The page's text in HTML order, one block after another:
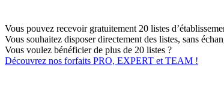
Vous pouvez recevoir gratuitement 20 listes
Vous souhaitez disposer directement des listes, sans
Vous voulez bénéficier de plus de 20 listes ?
Découvrez nos forfaits PRO, EXPERT et TEAM !